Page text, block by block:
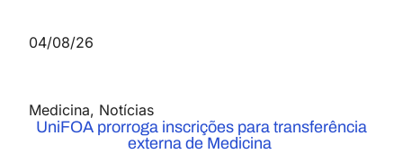
04/08/26
Medicina, Notícias
UniFOA prorroga inscrições para transferência
externa de Medicina